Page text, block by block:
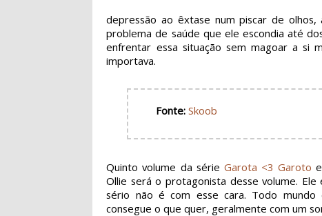
depressão ao êxtase num piscar de
problema de saúde que ele escondia até
enfrentar essa situação sem magoar a si
importava.
Fonte: Skoob
Quinto volume da série Garota <3 Garoto
Ollie será o protagonista desse volume.
sério não é com esse cara. Todo mundo
consegue o que quer, geralmente com um